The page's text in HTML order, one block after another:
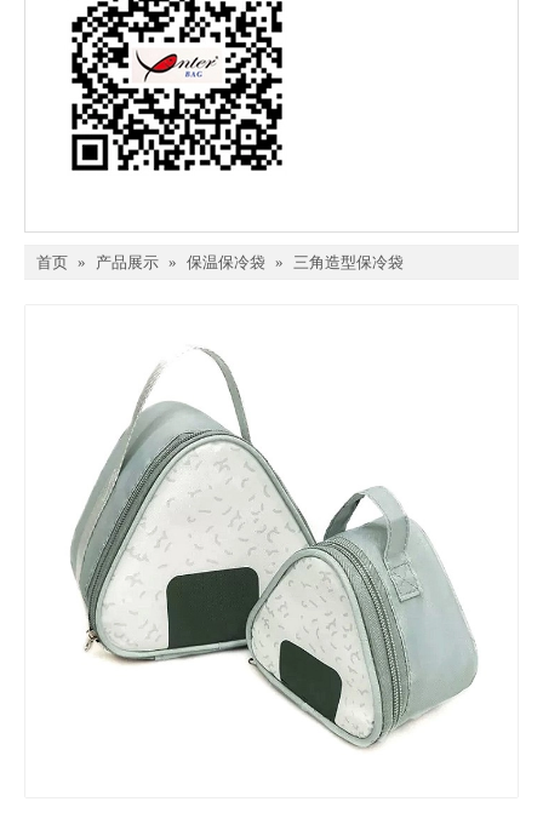
首页 » 产品展示 » 保温保冷袋 » 三角造型保冷袋